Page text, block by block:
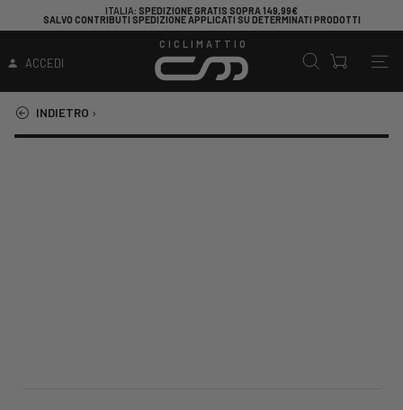
ITALIA: SPEDIZIONE GRATIS SOPRA 149,99€
SALVO CONTRIBUTI SPEDIZIONE APPLICATI SU DETERMINATI PRODOTTI
ACCEDI
CICLIMATTIO
INDIETRO ›